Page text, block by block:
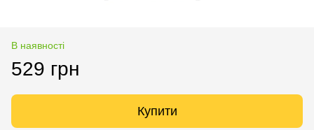
В наявності
529 грн
Купити